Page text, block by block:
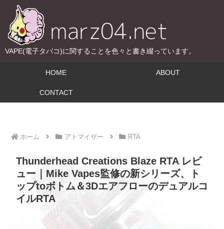
VAPE(電子タバコ)に関することを色々と書き綴っています。
HOME ABOUT
CONTACT
ホーム アトマイザー RTA
Thunderhead Creations Blaze RTA レビ
ュー｜Mike Vapes監修の新シリーズ、ト
ップtoボトム＆3Dエアフローのデュアルコ
イルRTA